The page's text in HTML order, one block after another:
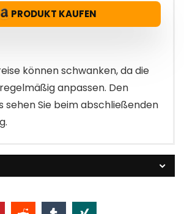
PRODUKT KAUFEN
können schwanken, da die
anpassen. Den
sehen Sie beim abschließenden